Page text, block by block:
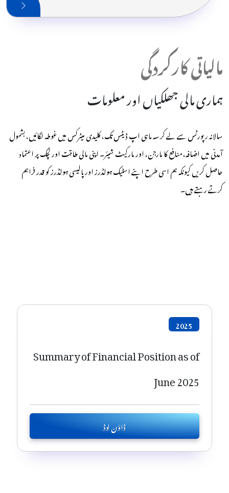
مالیاتی کارکردگی
ہماری مالی جھلکیاں اور معلومات
سالانہ رپورٹس سے لے کر سہ ماہی اپ ڈیٹس تک، کلیدی میٹرکس میں غوطہ لگائیں، بشمول
آمدنی میں اضافہ، منافع کا مارجن، اور مارکیٹ شیئر۔ اپنی مالی طاقت اور لچک پر اعتماد
حاصل کریں کیونکہ ہم اسی طرح اپنے اسٹیک ہولڈرز اور پالیسی ہولڈرز کو قدر فراہم
کرتے رہتے ہیں۔
2025
Summary of Financial Position as of
June 2025
ڈاؤن لوڈ